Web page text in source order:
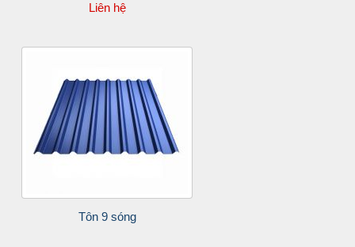
Liên hệ
Tôn 9 sóng